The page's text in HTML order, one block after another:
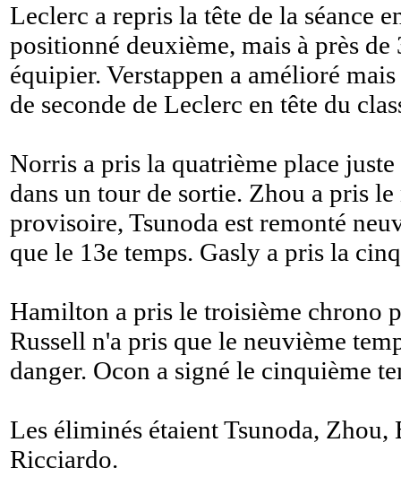
Leclerc a repris la tête de la séance
positionné deuxième, mais à près de
équipier. Verstappen a amélioré
de seconde de Leclerc en tête du
Norris a pris la quatrième place
dans un tour de sortie. Zhou a pris
provisoire, Tsunoda est remonté
que le 13e temps. Gasly a pris la
Hamilton a pris le troisième chrono
Russell n'a pris que le neuvième
danger. Ocon a signé le cinquième
Les éliminés étaient Tsunoda, Zhou,
Ricciardo.